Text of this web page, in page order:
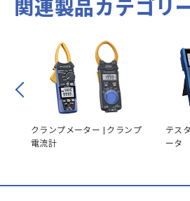
関連製品カテゴリ
クランプメーター | クランプ
電流計
テス
ータ
Prev